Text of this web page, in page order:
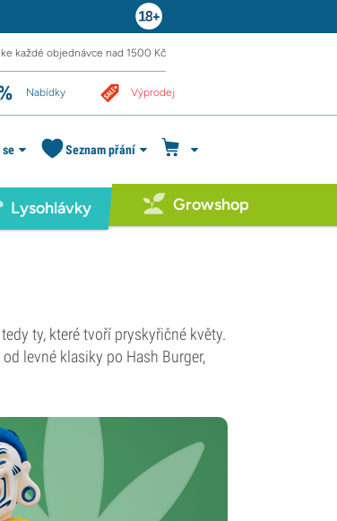
ke každé objednávce nad 1500 Kč
Nabídky Výprodej
Seznam přání
Lysohlávky Growshop
ty, které tvoří pryskyřičné květy.
levné klasiky po Hash Burger,